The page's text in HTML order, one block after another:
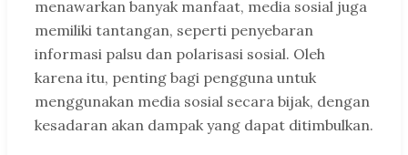
menawarkan banyak manfaat, media sosial juga
memiliki tantangan, seperti penyebaran
informasi palsu dan polarisasi sosial. Oleh
karena itu, penting bagi pengguna untuk
menggunakan media sosial secara bijak, dengan
kesadaran akan dampak yang dapat ditimbulkan.